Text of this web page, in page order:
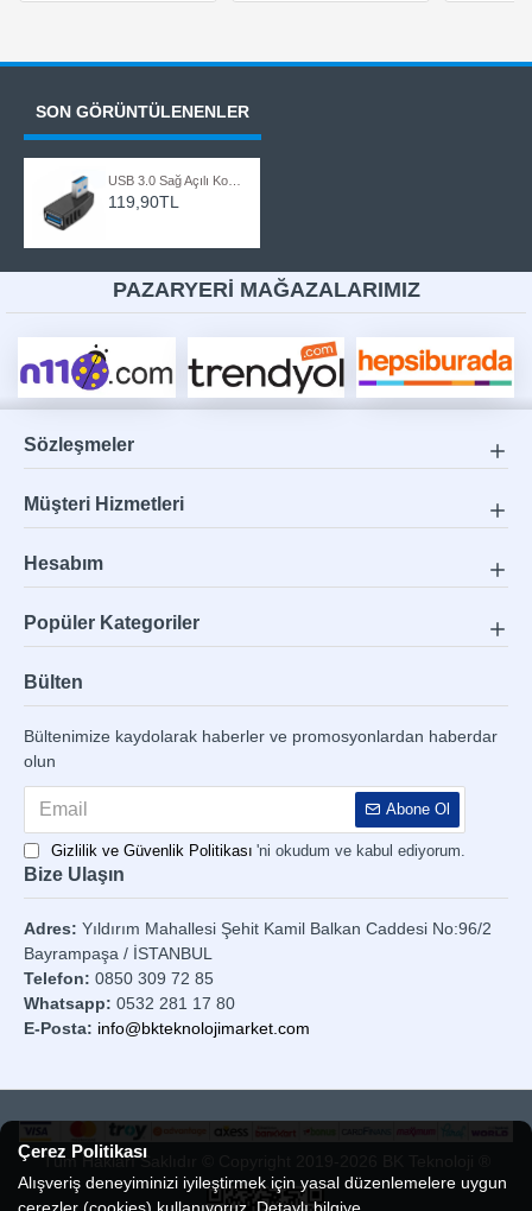
SON GÖRÜNTÜLENENLER
USB 3.0 Sağ Açılı Konnektör Erkek Dişi 90 Derece Uzatma Adaptörü
119,90TL
PAZARYERİ MAĞAZALARIMIZ
Sözleşmeler
Müşteri Hizmetleri
Hesabım
Popüler Kategoriler
Bülten
Bültenimize kaydolarak haberler ve promosyonlardan haberdar
olun
Abone Ol
Gizlilik ve Güvenlik Politikası 'ni okudum ve kabul ediyorum.
Bize Ulaşın
Adres: Yıldırım Mahallesi Şehit Kamil Balkan Caddesi No:96/2
Bayrampaşa / İSTANBUL
Telefon: 0850 309 72 85
Whatsapp: 0532 281 17 80
E-Posta: info@bkteknolojimarket.com
Tüm Hakları Saklıdır © Copyright 2019-2026 BK Teknoloji ®
Çerez Politikası
Alışveriş deneyiminizi iyileştirmek için yasal düzenlemelere uygun